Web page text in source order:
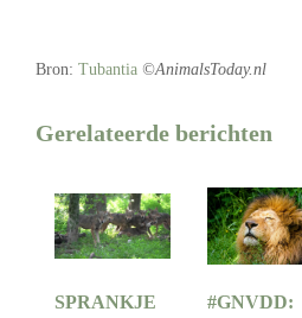
Bron: Tubantia ©AnimalsToday.nl
Gerelateerde berichten
SPRANKJE
#GNVDD: